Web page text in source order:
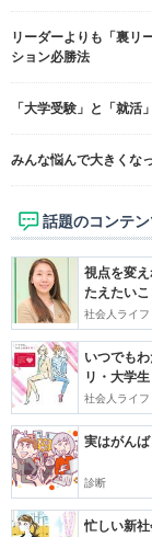
リーダーよりも「裏リ
ション必勝法
「大学受験」と「就
みんな悩んで大きくな
話題のコンテン
視点を変
たえたいこ
社会人ライフ
いつでも
リ・大学
社会人ライフ
実はがん
診断
忙しい新